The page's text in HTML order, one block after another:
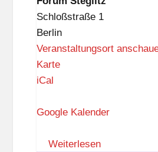
t
z
Steglitz
Schloßstraße 1
Berlin
Veranstaltungsort
KarteF
u
S
iCal
Google Kalender
Weiterlesen